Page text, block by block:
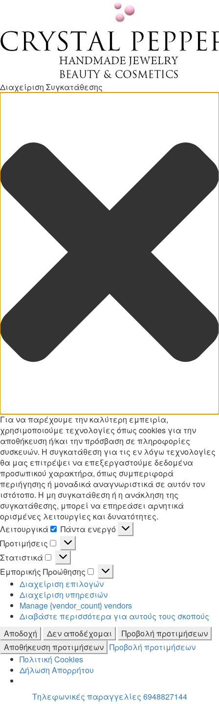
Διαχείριση Συγκατάθεσης
Για να παρέχουμε την καλύτερη εμπειρία,
χρησιμοποιούμε τεχνολογίες όπως cookies για την
αποθήκευση ή/και την πρόσβαση σε πληροφορίες
συσκευών. Η συγκατάθεση για τις εν λόγω τεχνολογίες
θα μας επιτρέψει να επεξεργαστούμε δεδομένα
προσωπικού χαρακτήρα, όπως συμπεριφορά
περιήγησης ή μοναδικά αναγνωριστικά σε αυτόν τον
ιστότοπο. Η μη συγκατάθεση ή η ανάκληση της
συγκατάθεσης, μπορεί να επηρεάσει αρνητικά
ορισμένες λειτουργίες και δυνατότητες.
Λειτουργικά
Λειτουργικά
Πάντα ενεργό
Προτιμήσεις
Προτιμήσεις
Στατιστικά Στατιστικά
Εμπορικής Προώθησης
Εμπορικής
Προώθησης
Διαχείριση επιλογών
Διαχείριση υπηρεσιών
Manage {vendor_count} vendors
Διαβάστε περισσότερα για αυτούς τους σκοπούς
Αποδοχή
Δεν αποδέχομαι
Προβολή προτιμήσεων
Αποθήκευση προτιμήσεων Προβολή προτιμήσεων
Πολιτική Cookies
Δήλωση Απορρήτου
Τηλεφωνικές παραγγελίες 6948827144